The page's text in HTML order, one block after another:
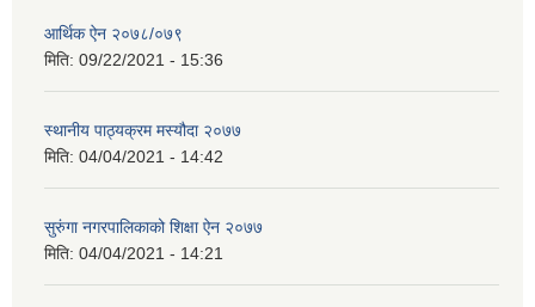
आर्थिक ऐन २०७८/०७९
मिति: 09/22/2021 - 15:36
स्थानीय पाठ्यक्रम मस्यौदा २०७७
मिति: 04/04/2021 - 14:42
सुरुंगा नगरपालिकाको शिक्षा ऐन २०७७
मिति: 04/04/2021 - 14:21